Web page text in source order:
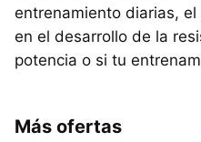
entrenamiento diarias,
en el desarrollo de la
potencia o si tu
Más ofertas